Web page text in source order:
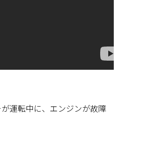
運転中に、エンジンが故障